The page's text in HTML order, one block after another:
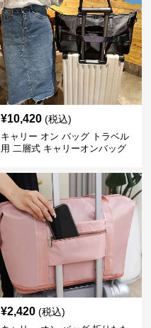
¥10,420 (税込)
キャリー オン バッグ トラベル
用 二層式 キャリーオンバッグ
¥2,420 (税込)